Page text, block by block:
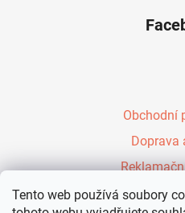
Tento web používá soubory
Obchodní
Doprava
Péřové